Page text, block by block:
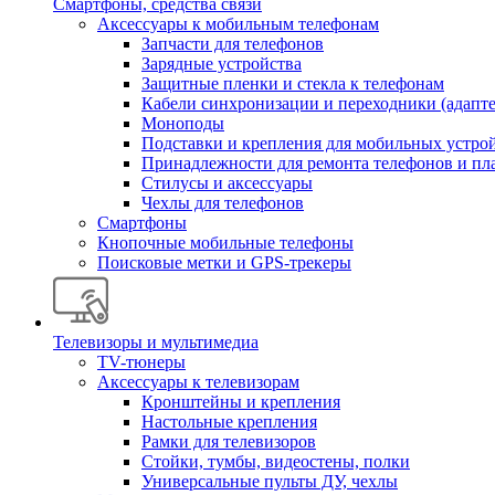
Смартфоны, средства связи
Аксессуары к мобильным телефонам
Запчасти для телефонов
Зарядные устройства
Защитные пленки и стекла к телефонам
Кабели синхронизации и переходники
Моноподы
Подставки и крепления для мобильных
Принадлежности для ремонта телефонов и
Стилусы и аксессуары
Чехлы для телефонов
Смартфоны
Кнопочные мобильные телефоны
Поисковые метки и GPS-трекеры
Телевизоры и мультимедиа
TV-тюнеры
Аксессуары к телевизорам
Кронштейны и крепления
Настольные крепления
Рамки для телевизоров
Стойки, тумбы, видеостены, полки
Универсальные пульты ДУ, чехлы